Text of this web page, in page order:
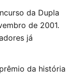
da Dupla
de 2001.
já
da história